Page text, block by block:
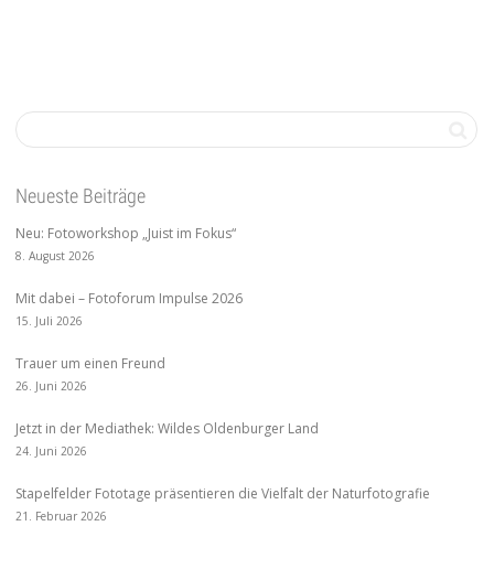
Neueste Beiträge
Neu: Fotoworkshop „Juist im Fokus“
8. August 2026
Mit dabei – Fotoforum Impulse 2026
15. Juli 2026
Trauer um einen Freund
26. Juni 2026
Jetzt in der Mediathek: Wildes Oldenburger Land
24. Juni 2026
Stapelfelder Fototage präsentieren die Vielfalt der Naturfotografie
21. Februar 2026